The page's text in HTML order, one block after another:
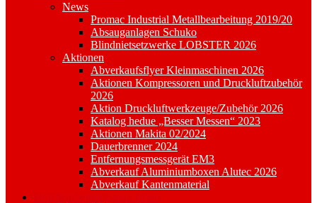
News
Promac Industrial Metallbearbeitung 2019/20
Absauganlagen Schuko
Blindnietsetzwerke LOBSTER 2026
Aktionen
Abverkaufsflyer Kleinmaschinen 2026
Aktionen Kompressoren und Druckluftzubehör
2026
Aktion Druckluftwerkzeuge/Zubehör 2026
Katalog hedue „Besser Messen“ 2023
Aktionen Makita 02/2024
Dauerbrenner 2024
Entfernungsmessgerät EM3
Abverkauf Aluminiumboxen Alutec 2026
Abverkauf Kantenmaterial